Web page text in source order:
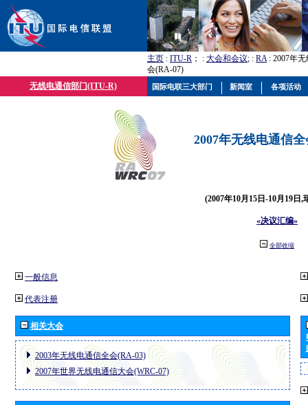
主页 : ITU-R ； : 大会和会议; : RA: 2007年
会(RA-07)
无线电通信部门(ITU-R)
2007年无线电通信
(2007年10月15日-10月19日,
«决议汇编»
全部收缩
一般信息
代表注册
相关大会
2003年无线电通信全会(RA-03)
2007年世界无线电通信大会(WRC-07)
国际电联三大部门 新闻室 各项活动